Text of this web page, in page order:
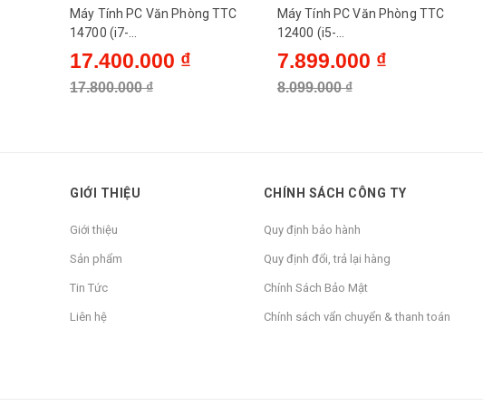
Máy Tính PC Văn Phòng TTC
14700 (i7-
14700/B760/16Gb/SSD
512G/500W)
17.400.000 ₫
17.800.000 ₫
Máy Tính PC Văn Phòng TTC
12400 (i5-
12400/H610/8Gb/SSD
240G/500W)
7.899.000 ₫
8.099.000 ₫
GIỚI THIỆU
Giới thiệu
Sản phẩm
Tin Tức
Liên hệ
CHÍNH SÁCH CÔNG TY
Quy định bảo hành
Quy định đổi, trả lại hàng
Chính Sách Bảo Mật
Chính sách vẩn chuyển & thanh toán